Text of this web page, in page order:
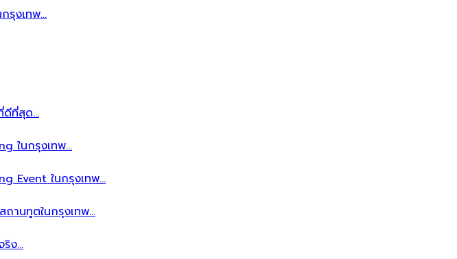
รุงเทพ…
ดีที่สุด…
ในกรุงเทพ…
Event ในกรุงเทพ…
านทูตในกรุงเทพ…
ริง…